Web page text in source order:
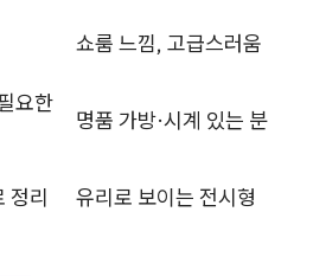
쇼룸 느낌, 고급스러움
요한
명품 가방·시계 있는 분
정리 유리로 보이는 전시형